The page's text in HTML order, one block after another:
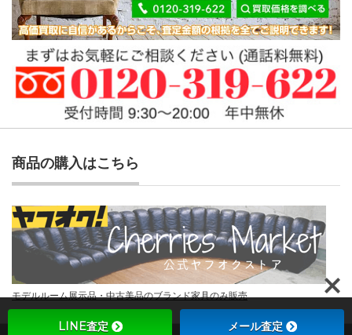
商品の購入はこちら
モデルルーム展示品・中古美品のブランド家具のみ販売
LINE査定 メール査定